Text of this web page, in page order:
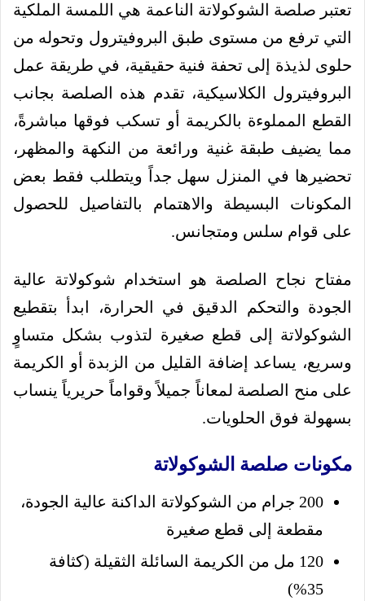
تعتبر صلصة الشوكولاتة الناعمة هي اللمسة الملكية
التي ترفع من مستوى طبق البروفيترول وتحوله من
حلوى لذيذة إلى تحفة فنية حقيقية، في طريقة عمل
البروفيترول الكلاسيكية، تقدم هذه الصلصة بجانب
القطع المملوءة بالكريمة أو تسكب فوقها مباشرةً،
مما يضيف طبقة غنية ورائعة من النكهة والمظهر،
تحضيرها في المنزل سهل جداً ويتطلب فقط بعض
المكونات البسيطة والاهتمام بالتفاصيل للحصول
على قوام سلس ومتجانس.
مفتاح نجاح الصلصة هو استخدام شوكولاتة عالية
الجودة والتحكم الدقيق في الحرارة، ابدأ بتقطيع
الشوكولاتة إلى قطع صغيرة لتذوب بشكل متساوٍ
وسريع، يساعد إضافة القليل من الزبدة أو الكريمة
على منح الصلصة لمعاناً جميلاً وقواماً حريرياً ينساب
بسهولة فوق الحلويات.
مكونات صلصة الشوكولاتة
200 جرام من الشوكولاتة الداكنة عالية الجودة،
مقطعة إلى قطع صغيرة
120 مل من الكريمة السائلة الثقيلة (كثافة
35%)